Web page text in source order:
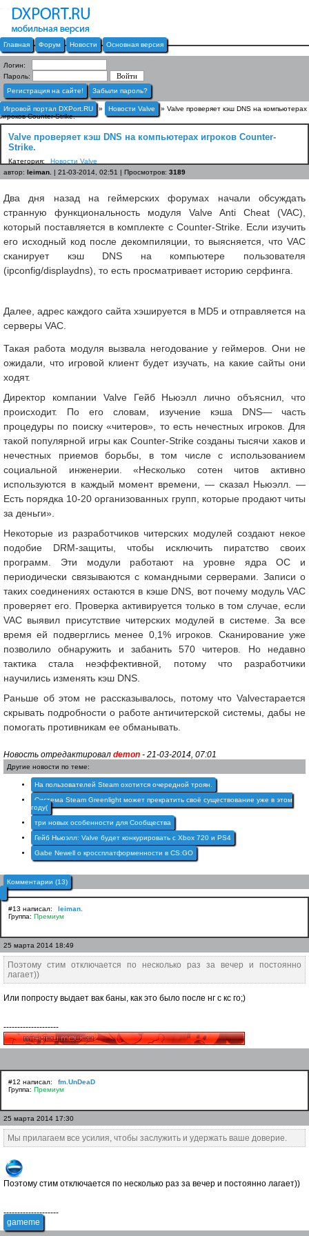
Главная Форум Новости Основная версия
Логин:
Пароль:
Регистрация на сайте!
Забыли пароль?
Игровой портал DXPort.RU » Новости Valve
» Valve проверяет кэш DNS на компьютерах
игроков Counter-Strike.
Valve проверяет кэш DNS на компьютерах игроков Counter-
Strike.
Категория:
Новости Valve
автор: leiman. | 21-03-2014, 02:51 | Просмотров: 3189
Два дня назад на геймерских форумах начали обсуждать
странную функциональность модуля Valve Anti Cheat (VAC),
который поставляется в комплекте с Counter-Strike. Если изучить
его исходный код после декомпиляции, то выясняется, что VAC
сканирует кэш DNS на компьютере пользователя
(ipconfig/displaydns), то есть просматривает историю серфинга.
Далее, адрес каждого сайта хэшируется в MD5 и отправляется на
серверы VAC.
Такая работа модуля вызвала негодование у геймеров. Они не
ожидали, что игровой клиент будет изучать, на какие сайты они
ходят.
Директор компании Valve Гейб Ньюэлл лично объяснил, что
происходит. По его словам, изучение кэша DNS— часть
процедуры по поиску «читеров», то есть нечестных игроков. Для
такой популярной игры как Counter-Strike созданы тысячи хаков и
нечестных приемов борьбы, в том числе с использованием
социальной инженерии. «Несколько сотен читов активно
используются в каждый момент времени, — сказал Ньюэлл. —
Есть порядка 10-20 организованных групп, которые продают читы
за деньги».
Некоторые из разработчиков читерских модулей создают некое
подобие DRM-защиты, чтобы исключить пиратство своих
программ. Эти модули работают на уровне ядра ОС и
периодически связываются с командными серверами. Записи о
таких соединениях остаются в кэше DNS, вот почему модуль VAC
проверяет его. Проверка активируется только в том случае, если
VAC выявил присутствие читерских модулей в системе. За все
время ей подверглись менее 0,1% игроков. Сканирование уже
позволило обнаружить и забанить 570 читеров. Но недавно
тактика стала неэффективной, потому что разработчики
научились изменять кэш DNS.
Раньше об этом не рассказывалось, потому что Valveстарается
скрывать подробности о работе античитерской системы, дабы не
помогать противникам ее обманывать.
Новость отредактировал demon - 21-03-2014, 07:01
Другие новости по теме:
На пользователей Steam охотится очередной троян.
Система Steam Greenlight может прекратить своё существование уже в этом
году(
три новых особенности для Сообщества
Гейб Ньюэлл: Valve будет конкурировать с Xbox 720 и PS4
Gabe Newell о кроссплатформенности в CS:GO
Комментарии (13)
#13 написал:
leiman.
Группа: Премиум
25 марта 2014 18:49
Поэтому стим отключается по несколько раз за вечер и постоянно
лагает))
Или попросту выдает вак баны, как это было после нг с кс го;)
--------------------
#12 написал:
fm.UnDeaD
Группа: Премиум
25 марта 2014 17:30
Мы прилагаем все усилия, чтобы заслужить и удержать ваше доверие.
Поэтому стим отключается по несколько раз за вечер и постоянно лагает))
--------------------
gameme